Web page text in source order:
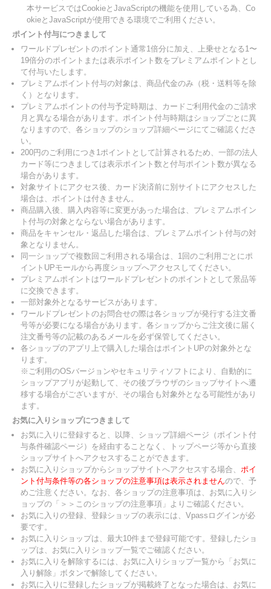
本サービスではCookieとJavaScriptの機能を使用している為、Co
okieとJavaScriptが使用できる環境でご利用ください。
ポイント付与につきまして
ワールドプレゼントのポイント通常1倍分に加え、上乗せとなる1〜
19倍分のポイントまたは表示ポイント数をプレミアムポイントとし
て付与いたします。
プレミアムポイント付与の対象は、商品代金のみ（税・送料等を除
く）となります。
プレミアムポイントの付与予定時期は、カードご利用代金のご請求
月と異なる場合があります。ポイント付与時期はショップごとに異
なりますので、各ショップのショップ詳細ページにてご確認くださ
い。
200円のご利用につき1ポイントとして計算されるため、一部の法人
カード等につきましては表示ポイント数と付与ポイント数が異なる
場合があります。
対象サイトにアクセス後、カード決済前に別サイトにアクセスした
場合は、ポイントは付きません。
商品購入後、購入内容等に変更があった場合は、プレミアムポイン
ト付与の対象とならない場合があります。
商品をキャンセル・返品した場合は、プレミアムポイント付与の対
象となりません。
同一ショップで複数回ご利用される場合は、1回のご利用ごとにポ
イントUPモールから再度ショップへアクセスしてください。
プレミアムポイントはワールドプレゼントのポイントとして景品等
に交換できます。
一部対象外となるサービスがあります。
ワールドプレゼントのお問合せの際は各ショップが発行する注文番
号等が必要になる場合があります。各ショップからご注文後に届く
注文番号等の記載のあるメールを必ず保管してください。
各ショップのアプリ上で購入した場合はポイントUPの対象外とな
ります。
※ご利用のOSバージョンやセキュリティソフトにより、自動的に
ショップアプリが起動して、その後ブラウザのショップサイトへ遷
移する場合がございますが、その場合も対象外となる可能性があり
ます。
お気に入りショップにつきまして
お気に入りに登録すると、以降、ショップ詳細ページ（ポイント付
与条件確認ページ）を経由することなく、トップページ等から直接
ショップサイトへアクセスすることができます。
お気に入りショップからショップサイトへアクセスする場合、 ポイ
ント付与条件等の各ショップの注意事項は表示されませんので、予
めご注意ください。なお、各ショップの注意事項は、お気に入りシ
ョップの「＞＞このショップの注意事項」よりご確認ください。
お気に入りの登録、登録ショップの表示には、Vpassログインが必
要です。
お気に入りショップは、最大10件まで登録可能です。登録したショ
ップは、お気に入りショップ一覧でご確認ください。
お気に入りを解除するには、お気に入りショップ一覧から「お気に
入り解除」ボタンで解除してください。
お気に入りに登録したショップが掲載終了となった場合は、お気に